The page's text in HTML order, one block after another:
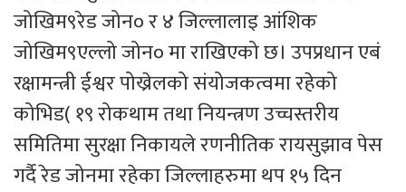
जोखिम९रेड जोन० र ४ जिल्लालाइ आंशिक
जोखिम९एल्लो जोन० मा राखिएको छ। उपप्रधान एबं
रक्षामन्त्री ईश्वर पोख्रेलको संयोजकत्वमा रहेको
कोभिड( १९ रोकथाम तथा नियन्त्रण उच्चस्तरीय
समितिमा सुरक्षा निकायले रणनीतिक रायसुझाव पेस
गर्दै रेड जोनमा रहेका जिल्लाहरुमा थप १५ दिन